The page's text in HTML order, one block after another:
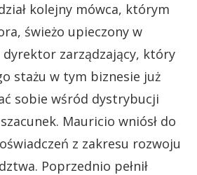
kolejny mówca, którym
świeżo upieczony w
dyrektor zarządzający, który
stażu w tym biznesie już
sobie wśród dystrybucji
Mauricio wniósł do
z zakresu rozwoju
Poprzednio pełnił